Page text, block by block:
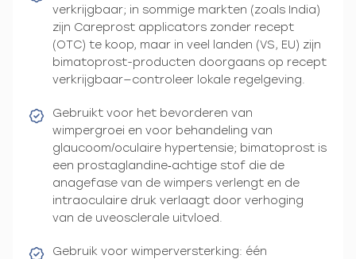
verkrijgbaar; in sommige markten (zoals India)
zijn Careprost applicators zonder recept
(OTC) te koop, maar in veel landen (VS, EU) zijn
bimatoprost-producten doorgaans op recept
verkrijgbaar—controleer lokale regelgeving.
Gebruikt voor het bevorderen van
wimpergroei en voor behandeling van
glaucoom/oculaire hypertensie; bimatoprost is
een prostaglandine‑achtige stof die de
anagefase van de wimpers verlengt en de
intraoculaire druk verlaagt door verhoging
van de uveosclerale uitvloed.
Gebruik voor wimperversterking: één